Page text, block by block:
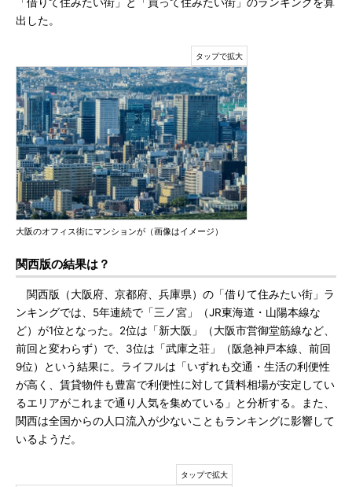
出した。
大阪のオフィス街にマンションが（画像はイメージ）
関西版の結果は？
関西版（大阪府、京都府、兵庫県）の「借りて住みたい街」ラ
ンキングでは、5年連続で「三ノ宮」（JR東海道・山陽本線な
ど）が1位となった。2位は「新大阪」（大阪市営御堂筋線など、
前回と変わらず）で、3位は「武庫之荘」（阪急神戸本線、前回
9位）という結果に。ライフルは「いずれも交通・生活の利便性
が高く、賃貸物件も豊富で利便性に対して賃料相場が安定してい
るエリアがこれまで通り人気を集めている」と分析する。また、
関西は全国からの人口流入が少ないこともランキングに影響して
いるようだ。